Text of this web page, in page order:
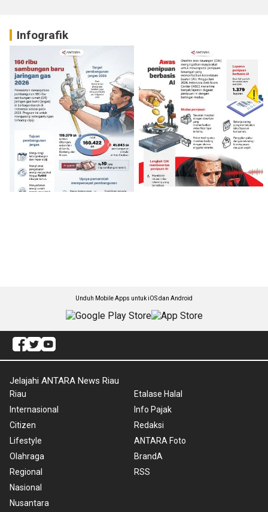
Infografik
Unduh Mobile Apps untuk iOS dan Android
Jelajahi ANTARA News Riau
Riau
Internasional
Citizen
Lifestyle
Olahraga
Regional
Nasional
Nusantara
Etalase Halal
Info Pajak
Redaksi
ANTARA Foto
BrandA
RSS